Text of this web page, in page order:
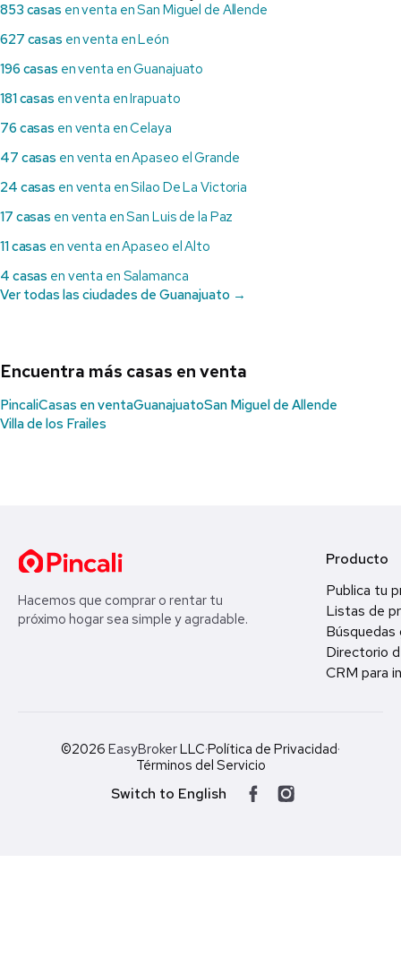
853 casas en venta en San Miguel de Allende
627 casas en venta en León
196 casas en venta en Guanajuato
181 casas en venta en Irapuato
76 casas en venta en Celaya
47 casas en venta en Apaseo el Grande
24 casas en venta en Silao De La Victoria
17 casas en venta en San Luis de la Paz
11 casas en venta en Apaseo el Alto
4 casas en venta en Salamanca
Ver todas las ciudades de Guanajuato →
Encuentra más casas en venta
PincaliCasas en ventaGuanajuatoSan Miguel de Allende
Villa de los Frailes
Hacemos que comprar o rentar tu
próximo hogar sea simple y agradable.
Producto
Publica tu
Listas de
Búsquedas
Directorio
CRM para
©2026 EasyBrokerLLC·Política de Privacidad·
Términos del Servicio
Switch to English